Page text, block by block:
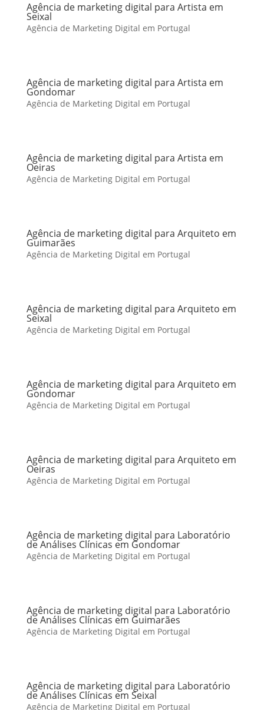
Agência de marketing digital para Artista em
Seixal
Agência de Marketing Digital em Portugal
Agência de marketing digital para Artista em
Gondomar
Agência de Marketing Digital em Portugal
Agência de marketing digital para Artista em
Oeiras
Agência de Marketing Digital em Portugal
Agência de marketing digital para Arquiteto em
Guimarães
Agência de Marketing Digital em Portugal
Agência de marketing digital para Arquiteto em
Seixal
Agência de Marketing Digital em Portugal
Agência de marketing digital para Arquiteto em
Gondomar
Agência de Marketing Digital em Portugal
Agência de marketing digital para Arquiteto em
Oeiras
Agência de Marketing Digital em Portugal
Agência de marketing digital para Laboratório
de Análises Clínicas em Gondomar
Agência de Marketing Digital em Portugal
Agência de marketing digital para Laboratório
de Análises Clínicas em Guimarães
Agência de Marketing Digital em Portugal
Agência de marketing digital para Laboratório
de Análises Clínicas em Seixal
Agência de Marketing Digital em Portugal